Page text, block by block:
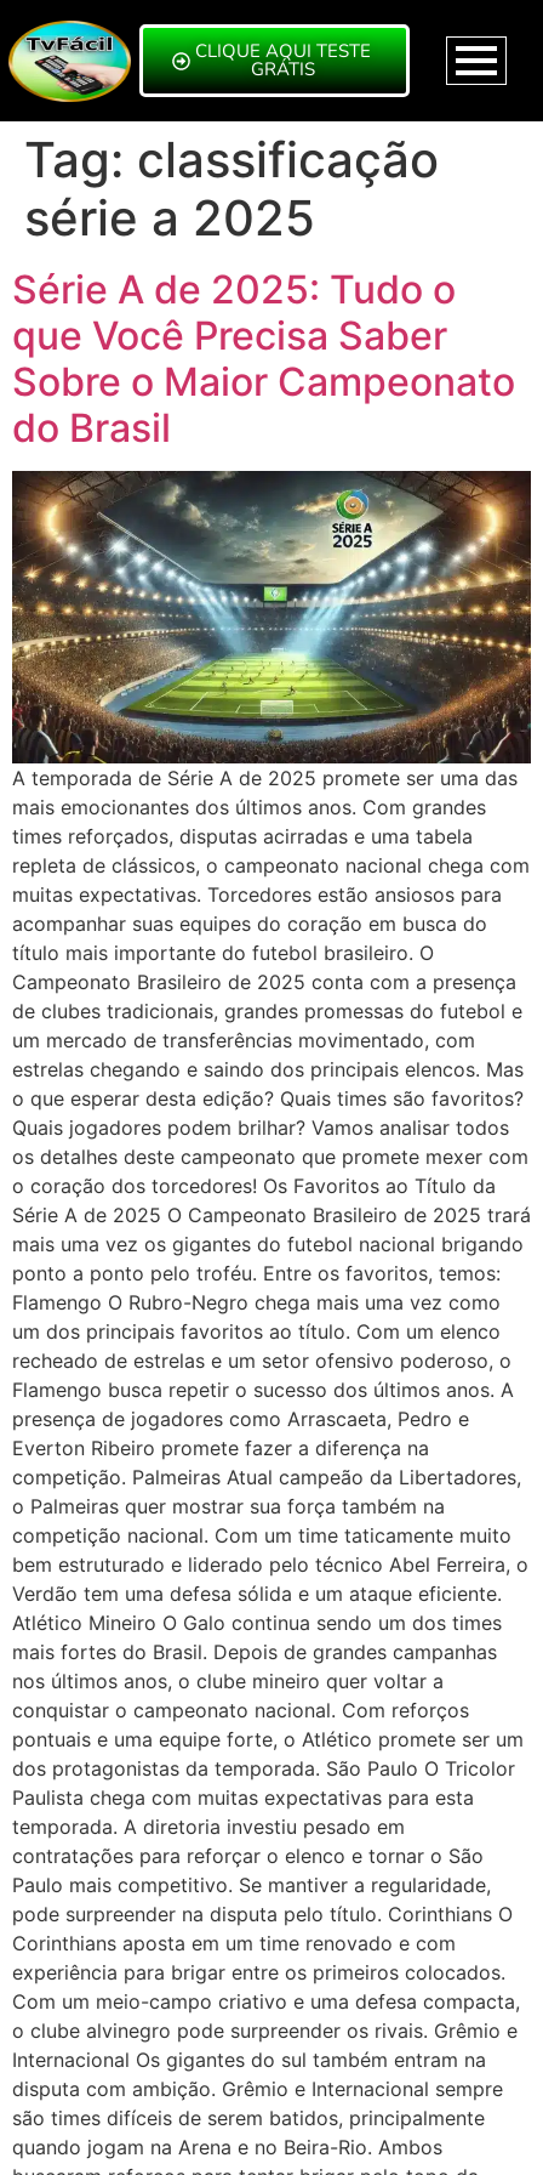
CLIQUE AQUI TESTE
GRÁTIS
Tag: classificação
série a 2025
Série A de 2025: Tudo o
que Você Precisa Saber
Sobre o Maior Campeonato
do Brasil
A temporada de Série A de 2025 promete ser uma das
mais emocionantes dos últimos anos. Com grandes
times reforçados, disputas acirradas e uma tabela
repleta de clássicos, o campeonato nacional chega com
muitas expectativas. Torcedores estão ansiosos para
acompanhar suas equipes do coração em busca do
título mais importante do futebol brasileiro. O
Campeonato Brasileiro de 2025 conta com a presença
de clubes tradicionais, grandes promessas do futebol e
um mercado de transferências movimentado, com
estrelas chegando e saindo dos principais elencos. Mas
o que esperar desta edição? Quais times são favoritos?
Quais jogadores podem brilhar? Vamos analisar todos
os detalhes deste campeonato que promete mexer com
o coração dos torcedores! Os Favoritos ao Título da
Série A de 2025 O Campeonato Brasileiro de 2025 trará
mais uma vez os gigantes do futebol nacional brigando
ponto a ponto pelo troféu. Entre os favoritos, temos:
Flamengo O Rubro-Negro chega mais uma vez como
um dos principais favoritos ao título. Com um elenco
recheado de estrelas e um setor ofensivo poderoso, o
Flamengo busca repetir o sucesso dos últimos anos. A
presença de jogadores como Arrascaeta, Pedro e
Everton Ribeiro promete fazer a diferença na
competição. Palmeiras Atual campeão da Libertadores,
o Palmeiras quer mostrar sua força também na
competição nacional. Com um time taticamente muito
bem estruturado e liderado pelo técnico Abel Ferreira, o
Verdão tem uma defesa sólida e um ataque eficiente.
Atlético Mineiro O Galo continua sendo um dos times
mais fortes do Brasil. Depois de grandes campanhas
nos últimos anos, o clube mineiro quer voltar a
conquistar o campeonato nacional. Com reforços
pontuais e uma equipe forte, o Atlético promete ser um
dos protagonistas da temporada. São Paulo O Tricolor
Paulista chega com muitas expectativas para esta
temporada. A diretoria investiu pesado em
contratações para reforçar o elenco e tornar o São
Paulo mais competitivo. Se mantiver a regularidade,
pode surpreender na disputa pelo título. Corinthians O
Corinthians aposta em um time renovado e com
experiência para brigar entre os primeiros colocados.
Com um meio-campo criativo e uma defesa compacta,
o clube alvinegro pode surpreender os rivais. Grêmio e
Internacional Os gigantes do sul também entram na
disputa com ambição. Grêmio e Internacional sempre
são times difíceis de serem batidos, principalmente
quando jogam na Arena e no Beira-Rio. Ambos